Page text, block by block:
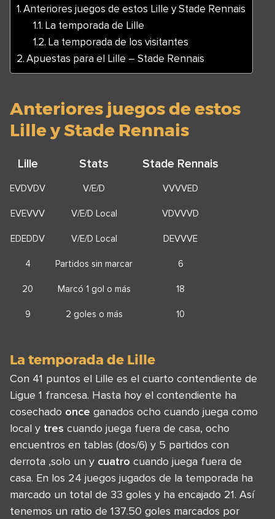
Anteriores juegos de estos Lille y Stade Rennais
La temporada de Lille
La temporada de los visitantes
Apuestas para el Lille – Stade Rennais
Anteriores juegos de estos
Lille y Stade Rennais
Lille Stats Stade Rennais
EVDVDV V/E/D VVVVED
EVEVVV V/E/D Local VDVVVD
EDEDDV V/E/D Local DEVVVE
4 Partidos sin marcar 6
20 Marcó 1 gol o más 18
9 2 goles o más 10
La temporada de Lille
Con 41 puntos el Lille es el cuarto contendiente de
Ligue 1 francesa. Hasta hoy el contendiente ha
cosechado once ganados ocho cuando juega como
local y tres cuando juega fuera de casa, ocho
encuentros en tablas (dos/6) y 5 partidos con
derrota ,solo un y cuatro cuando juega fuera de
casa. En los 24 juegos jugados de la temporada ha
marcado un total de 33 goles y ha encajado 21. Así
tenemos un ratio de 137.50 goles marcados por